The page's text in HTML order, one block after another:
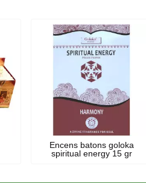
Encens batons goloka
spiritual energy 15 gr